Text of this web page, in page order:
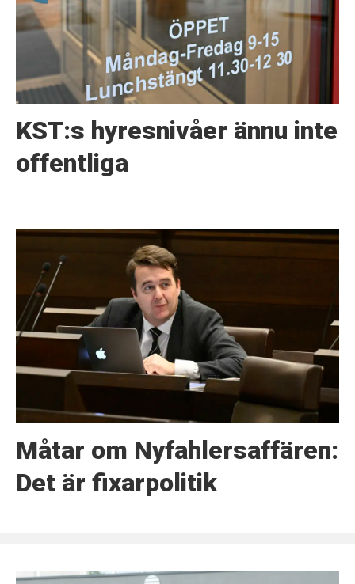
KST:s hyresnivåer ännu inte
offentliga
Måtar om Nyfahlersaffären:
Det är fixarpolitik